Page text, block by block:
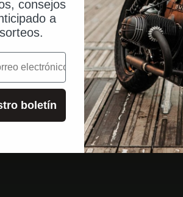
consejos
a
boletín